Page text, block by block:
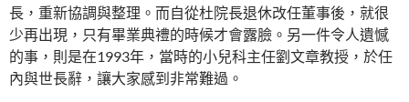
長，重新協調與整理。而自從杜院長退休改任董事後，就很
少再出現，只有畢業典禮的時候才會露臉。另一件令人遺憾
的事，則是在1993年，當時的小兒科主任劉文章教授，於任
內與世長辭，讓大家感到非常難過。